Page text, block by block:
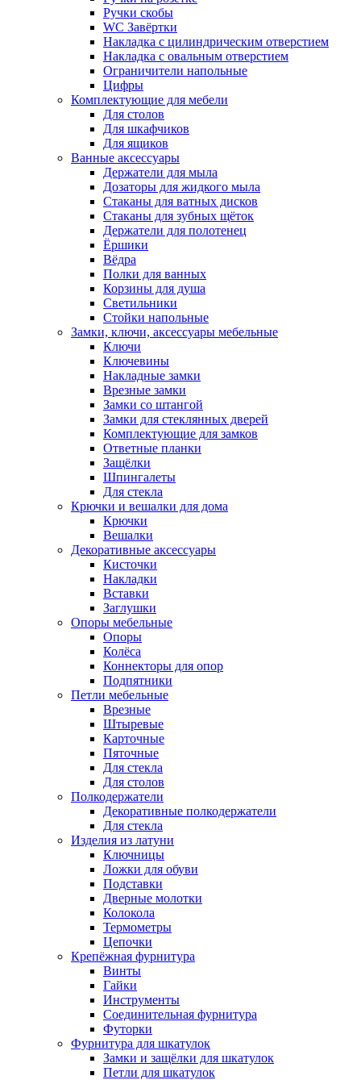
Ручки скобы
WC Завёртки
Накладка с цилиндрическим отверстием
Накладка с овальным отверстием
Ограничители напольные
Цифры
Комплектующие для мебели
Для столов
Для шкафчиков
Для ящиков
Ванные аксессуары
Держатели для мыла
Дозаторы для жидкого мыла
Стаканы для ватных дисков
Стаканы для зубных щёток
Держатели для полотенец
Ёршики
Вёдра
Полки для ванных
Корзины для душа
Светильники
Стойки напольные
Замки, ключи, аксессуары мебельные
Ключи
Ключевины
Накладные замки
Врезные замки
Замки со штангой
Замки для стеклянных дверей
Комплектующие для замков
Ответные планки
Защёлки
Шпингалеты
Для стекла
Крючки и вешалки для дома
Крючки
Вешалки
Декоративные аксессуары
Кисточки
Накладки
Вставки
Заглушки
Опоры мебельные
Опоры
Колёса
Коннекторы для опор
Подпятники
Петли мебельные
Врезные
Штыревые
Карточные
Пяточные
Для стекла
Для столов
Полкодержатели
Декоративные полкодержатели
Для стекла
Изделия из латуни
Ключницы
Ложки для обуви
Подставки
Дверные молотки
Колокола
Термометры
Цепочки
Крепёжная фурнитура
Винты
Гайки
Инструменты
Соединительная фурнитура
Футорки
Фурнитура для шкатулок
Замки и защёлки для шкатулок
Петли для шкатулок